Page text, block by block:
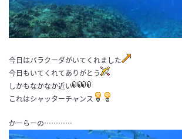
今日はバラクーダがいてくれました
今日もいてくれてありがとう
しかもなかなか近い
これはシャッターチャンス
かーらーの…………